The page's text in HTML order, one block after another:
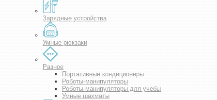
Зарядные устройства
Умные рюкзаки
Разное
Портативные кондиционеры
Роботы-манипуляторы
Роботы-манипуляторы для учебы
Умные шахматы